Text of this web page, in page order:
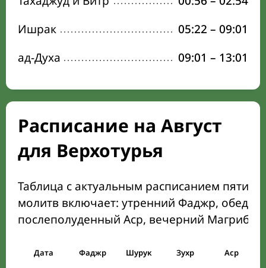
Ишрак
05:22 – 09:01
ад-Духа
09:01 – 13:01
Расписание на Август
для Верхотурья
Таблица с актуальным расписанием пяти
молитв включает: утренний Фаджр,
послеполуденный Аср, вечерний Магриб
Дата Фаджр Шурук Зухр Аср